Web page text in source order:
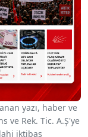
yazı, haber ve
ve Rek. Tic. A.Ş'ye
iktibas